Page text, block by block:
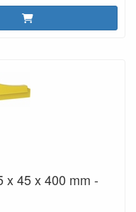
x 45 x 400 mm -